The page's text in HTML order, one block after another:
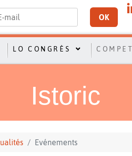
OK
LO CONGRÈS
Istoric
Evénements